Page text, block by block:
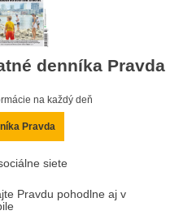
denníka Pravda
na každý deň
Pravda
siete
Pravdu pohodlne aj v